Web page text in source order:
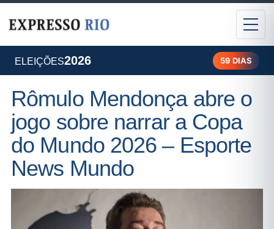
ELEIÇÕES2026 59 DIAS
Rômulo Mendonça abre o
jogo sobre narrar a Copa
do Mundo 2026 – Esporte
News Mundo